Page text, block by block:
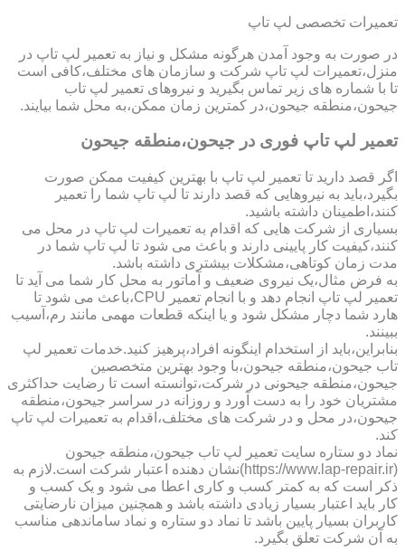
تعمیرات تخصصی لپ تاپ
در صورت به وجود آمدن هرگونه مشکل و نیاز به تعمیر لپ تاپ در
منزل،تعمیرات لپ تاپ شرکت و سازمان های مختلف،کافی است
تا با شماره های زیر تماس بگیرید و نیروهای تعمیر لپ تاب
جیحون،منطقه جیحون،در کمترین زمان ممکن،به محل شما بیایند.
تعمیر لپ تاپ فوری در جیحون،منطقه جیحون
اگر قصد دارید تا تعمیر لپ تاپ با بهترین کیفیت ممکن صورت
بگیرد،باید به نیروهایی که قصد دارند تا لپ تاپ شما را تعمیر
کنند،اطمینان داشته باشید.
بسیاری از شرکت هایی که اقدام به تعمیرات لپ تاپ در محل می
کنند،کیفیت کار پایینی دارند و باعث می شود تا لپ تاپ شما در
مدت زمان کوتاهی،مشکلات بیشتری داشته باشد.
به فرض مثال،یک نیروی ضعیف و آماتور به محل کار شما می آید تا
تعمیر لپ تاپ انجام دهد و با انجام تعمیر CPU،باعث می شود تا
هارد شما دچار مشکل شود و یا اینکه قطعات مهمی مانند رم،آسیب
ببینند.
بنابراین،باید از استخدام اینگونه افراد،پرهیز کنید.خدمات تعمیر لپ
تاب جیحون،منطقه جیحون،با وجود بهترین متخصصین
جیحون،منطقه جیحونی در شرکت،توانسته است تا رضایت حداکثری
مشتریان خود را به دست آورد و روزانه در سراسر جیحون،منطقه
جیحون،در محل و در شرکت های مختلف،اقدام به تعمیرات لپ تاپ
کند.
نماد دو ستاره سایت تعمیر لپ تاب جیحون،منطقه جیحون
(https://www.lap-repair.ir)نشان دهنده اعتبار شرکت است.لازم به
ذکر است که به کمتر کسب و کاری اعطا می شود و یک کسب و
کار باید اعتبار بسیار زیادی داشته باشد و همچنین میزان نارضایتی
کاربران بسیار پایین باشد تا نماد دو ستاره و نماد ساماندهی مناسب
به آن شرکت تعلق بگیرد.